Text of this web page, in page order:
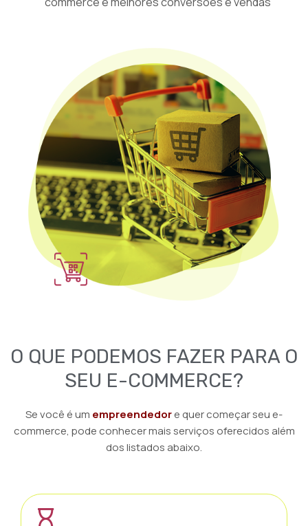
O QUE PODEMOS FAZER PARA O
SEU E-COMMERCE?
Se você é um empreendedore quer começar seu e-
commerce, pode conhecer mais serviços oferecidos além
dos listados abaixo.